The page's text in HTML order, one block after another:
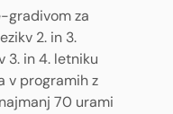
gradivom za
2. in 3.
3. in 4. letniku
v programih z
70 urami